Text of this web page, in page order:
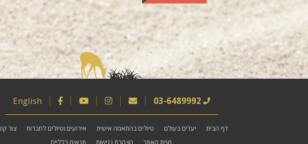
03-6489992
English
דף הבית יעדים בעולם טיולים בהתאמה אישית אירועים וטיולים לחברות
צור
מפת האתר
הצהרת נגישות תנאים כלליים